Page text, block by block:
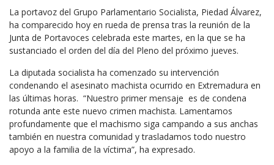
La portavoz del Grupo Parlamentario Socialista, Piedad Álvarez,
ha comparecido hoy en rueda de prensa tras la reunión de la
Junta de Portavoces celebrada este martes, en la que se ha
sustanciado el orden del día del Pleno del próximo jueves.
La diputada socialista ha comenzado su intervención
condenando el asesinato machista ocurrido en Extremadura en
las últimas horas. “Nuestro primer mensaje es de condena
rotunda ante este nuevo crimen machista. Lamentamos
profundamente que el machismo siga campando a sus anchas
también en nuestra comunidad y trasladamos todo nuestro
apoyo a la familia de la víctima”, ha expresado.